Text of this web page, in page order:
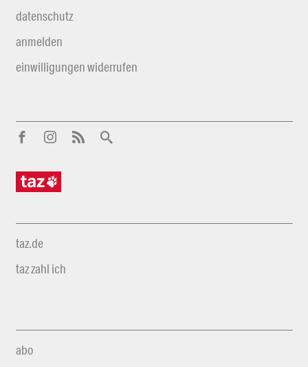
datenschutz
anmelden
einwilligungen widerrufen
taz.de
taz zahl ich
abo